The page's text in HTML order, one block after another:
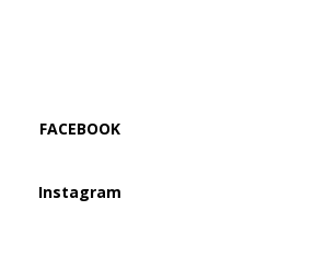
FACEBOOK
Instagram